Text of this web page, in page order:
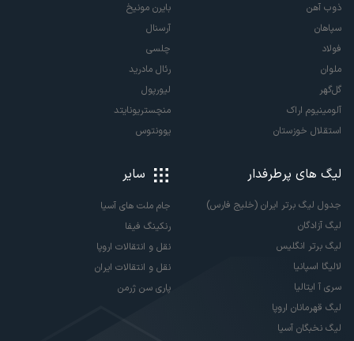
ذوب آهن
سپاهان
فولاد
ملوان
گل‌گهر
آلومینیوم اراک
استقلال خوزستان
بایرن مونیخ
آرسنال
چلسی
رئال مادرید
لیورپول
منچستریونایتد
یوونتوس
لیگ های پرطرفدار
جدول لیگ برتر ایران (خلیج فارس)
لیگ آزادگان
لیگ برتر انگلیس
لالیگا اسپانیا
سری آ ایتالیا
لیگ قهرمانان اروپا
لیگ نخبگان آسیا
سایر
جام ملت های آسیا
رنکینگ فیفا
نقل و انتقالات اروپا
نقل و انتقالات ایران
پاری سن ژرمن